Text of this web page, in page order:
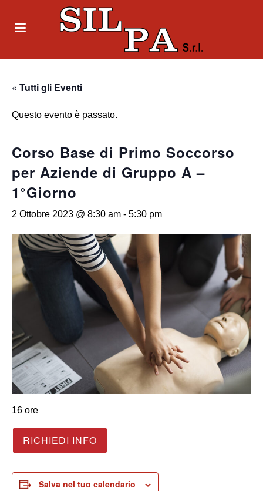
« Tutti gli Eventi
Questo evento è passato.
Corso Base di Primo Soccorso
per Aziende di Gruppo A –
1°Giorno
2 Ottobre 2023 @ 8:30 am - 5:30 pm
16 ore
RICHIEDI INFO
Salva nel tuo calendario